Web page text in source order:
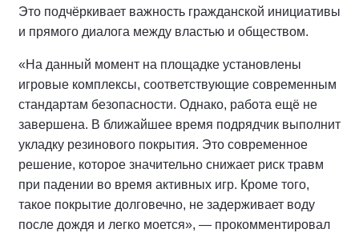
Это подчёркивает важность гражданской инициативы
и прямого диалога между властью и обществом.
«На данный момент на площадке установлены
игровые комплексы, соответствующие современным
стандартам безопасности. Однако, работа ещё не
завершена. В ближайшее время подрядчик выполнит
укладку резинового покрытия. Это современное
решение, которое значительно снижает риск травм
при падении во время активных игр. Кроме того,
такое покрытие долговечно, не задерживает воду
после дождя и легко моется», — прокомментировал